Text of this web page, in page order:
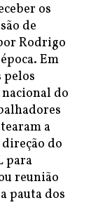
os
de
Rodrigo
Em
pelos
nacional do
a
do
para
reunião
pauta dos